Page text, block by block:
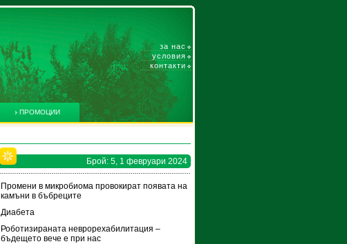
за нас
условия
контакти
ПРОМОЦИИ
Брой: 5, 1 февруари 2024
Промени в микробиома провокират появата на
камъни в бъбреците
Диабета
Роботизираната неврорехабилитация –
бъдещето вече е при нас